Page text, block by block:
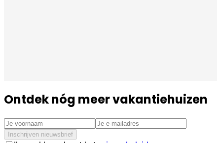
Ontdek nóg meer vakantiehuizen
Inschrijven nieuwsbrief